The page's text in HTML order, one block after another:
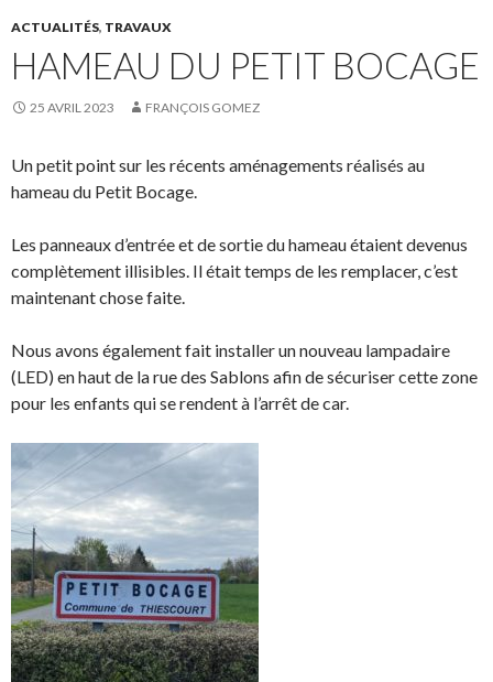
ACTUALITÉS, TRAVAUX
HAMEAU DU PETIT BOCAGE
25 AVRIL 2023 FRANÇOIS GOMEZ
Un petit point sur les récents aménagements réalisés au
hameau du Petit Bocage.
Les panneaux d’entrée et de sortie du hameau étaient devenus
complètement illisibles. Il était temps de les remplacer, c’est
maintenant chose faite.
Nous avons également fait installer un nouveau lampadaire
(LED) en haut de la rue des Sablons afin de sécuriser cette zone
pour les enfants qui se rendent à l’arrêt de car.